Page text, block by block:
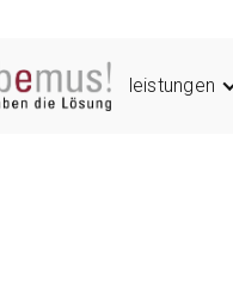
leistungen